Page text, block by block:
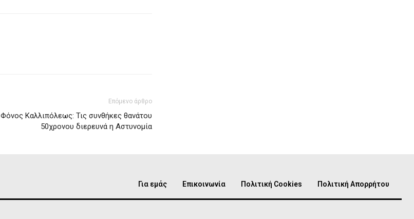
Επόμενο άρθρο
Φόνος Καλλιπόλεως: Τις συνθήκες θανάτου
50χρονου διερευνά η Αστυνομία
Για εμάς Επικοινωνία Πολιτική Cookies Πολιτική Απορρήτου